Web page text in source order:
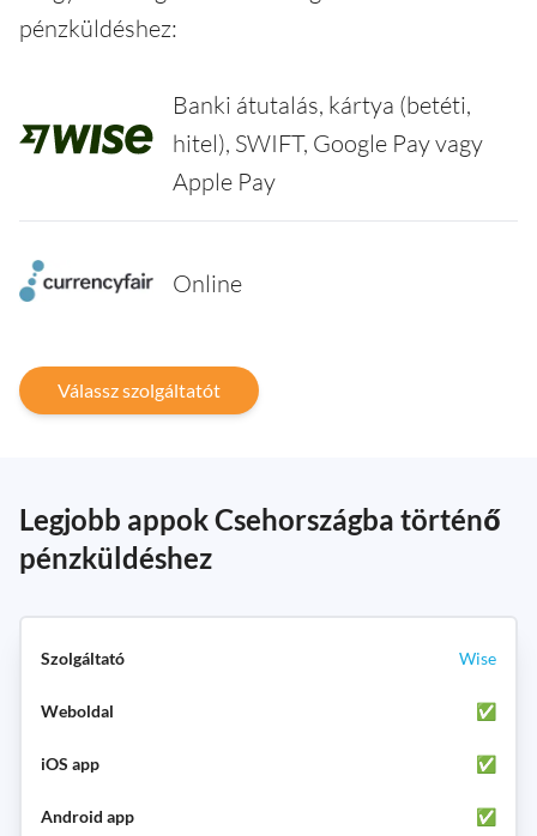
pénzküldéshez:
Banki átutalás, kártya (betéti,
hitel), SWIFT, Google Pay vagy
Apple Pay
Online
Válassz szolgáltatót
Legjobb appok Csehországba történő
pénzküldéshez
Wise
✅
✅
✅